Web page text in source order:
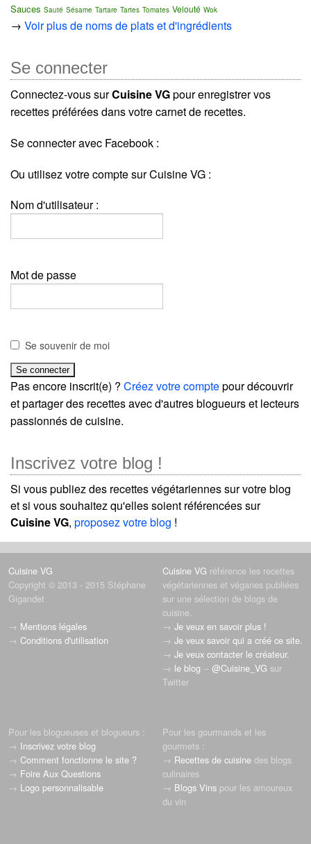
Sauces Sauté Sésame Tartare Tartes Tomates Velouté Wok
→ Voir plus de noms de plats et d'ingrédients
Se connecter
Connectez-vous surCuisine VGpour enregistrer vos
recettes préférées dans votre carnet de recettes.
Se connecter avec Facebook :
Ou utilisez votre compte sur Cuisine VG :
Nom d'utilisateur :
Mot de passe
Se souvenir de moi
Pas encore inscrit(e) ? Créez votre comptepour découvrir
et partager des recettes avec d'autres blogueurs et lecteurs
passionnés de cuisine.
Inscrivez votre blog !
Si vous publiez des recettes végétariennes sur votre blog
et si vous souhaitez qu'elles soient référencées sur
Cuisine VG, proposez votre blog !
Cuisine VG
Copyright © 2013 - 2015 Stéphane
Gigandet
→ Mentions légales
→ Conditions d'utilisation
Cuisine VG référence les recettes
végétariennes et véganes publiées
sur une sélection de blogs de
cuisine.
→ Je veux en savoir plus !
→ Je veux savoir qui a créé ce site.
→ Je veux contacter le créateur.
→ le blog -- @Cuisine_VG sur
Twitter
Pour les blogueuses et blogueurs :
→ Inscrivez votre blog
→ Comment fonctionne le site ?
→ Foire Aux Questions
→ Logo personnalisable
Pour les gourmands et les
gourmets :
→ Recettes de cuisine des blogs
culinaires
→ Blogs Vins pour les amoureux
du vin